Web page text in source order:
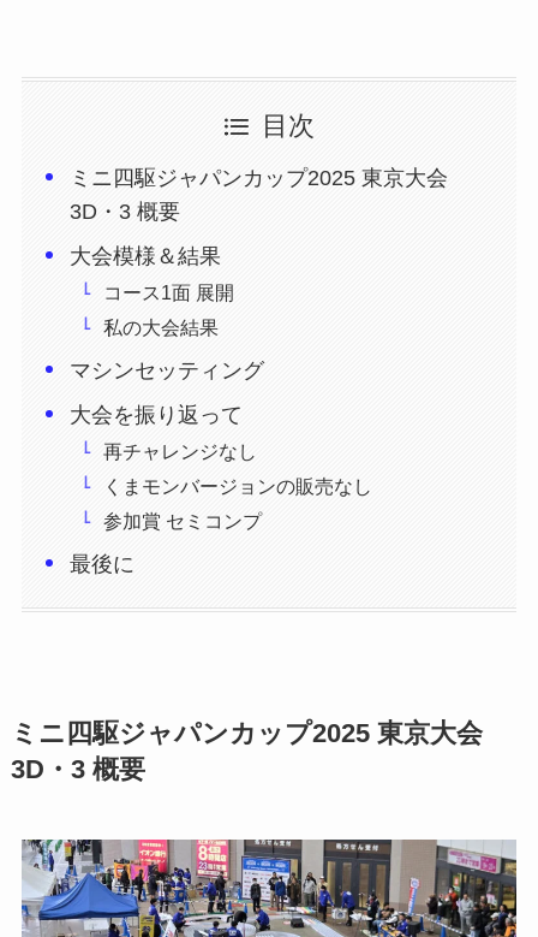
目次
ミニ四駆ジャパンカップ2025 東京大会
3D・3 概要
大会模様＆結果
コース1面 展開
私の大会結果
マシンセッティング
大会を振り返って
再チャレンジなし
くまモンバージョンの販売なし
参加賞 セミコンプ
最後に
ミニ四駆ジャパンカップ2025 東京大会
3D・3 概要